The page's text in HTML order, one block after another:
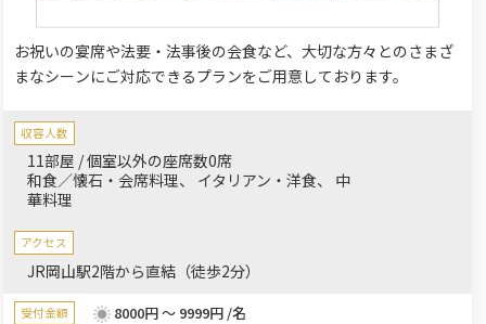
お祝いの宴席や法要・法事後の会食など、大切な方々とのさまざ
まなシーンにご対応できるプランをご用意しております。
収容人数
11部屋 / 個室以外の座席数0席
和食／懐石・会席料理
イタリアン・洋食
中
華料理
アクセス
JR岡山駅2階から直結（徒歩2分）
受付金額
8000円 ～ 9999円 /名